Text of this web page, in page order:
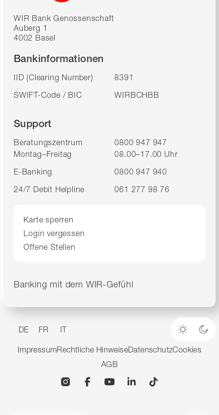
WIR Bank Genossenschaft
Auberg 1
4002 Basel
Bankinformationen
IID (Clearing Number)
8391
SWIFT-Code / BIC
WIRBCHBB
Support
Beratungszentrum
0800 947 947
Montag–Freitag
08.00–17.00 Uhr
E-Banking
0800 947 940
24/7 Debit Helpline
061 277 98 76
Karte sperren
Login vergessen
Offene Stellen
Banking mit dem WIR-Gefühl
DE FR IT
Heller
ImpressumRechtliche HinweiseDatenschutzCookies
AGB
InstagramFacebookYouTubeLinkedin